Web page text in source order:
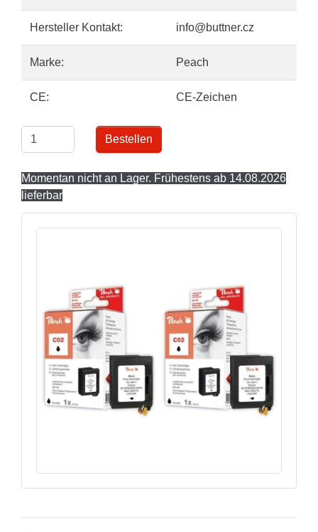
Hersteller Kontakt: info@buttner.cz
Marke: Peach
CE: CE-Zeichen
Bestellen
Momentan nicht an Lager. Frühestens ab 14.08.2026
lieferbar